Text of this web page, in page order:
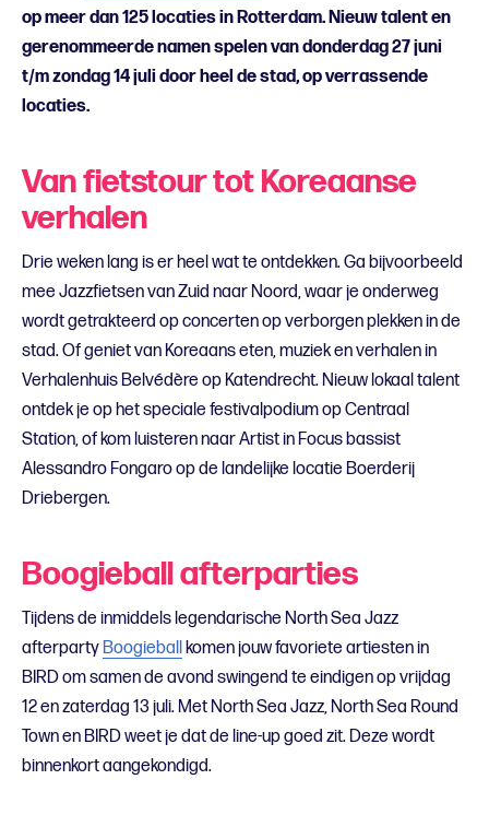
op meer dan 125 locaties in Rotterdam. Nieuw talent en
gerenommeerde namen spelen van donderdag 27 juni
t/m zondag 14 juli door heel de stad, op verrassende
locaties.
Van fietstour tot Koreaanse
verhalen
Drie weken lang is er heel wat te ontdekken. Ga bijvoorbeeld
mee Jazzfietsen van Zuid naar Noord, waar je onderweg
wordt getrakteerd op concerten op verborgen plekken in de
stad. Of geniet van Koreaans eten, muziek en verhalen in
Verhalenhuis Belvédère op Katendrecht. Nieuw lokaal talent
ontdek je op het speciale festivalpodium op Centraal
Station, of kom luisteren naar Artist in Focus bassist
Alessandro Fongaro op de landelijke locatie Boerderij
Driebergen.
Boogieball afterparties
Tijdens de inmiddels legendarische North Sea Jazz
afterpartyBoogieballkomen jouw favoriete artiesten in
BIRD om samen de avond swingend te eindigen op vrijdag
12 en zaterdag 13 juli.Met North Sea Jazz, North Sea Round
Town en BIRD weet je dat de line-up goed zit. Deze wordt
binnenkort aangekondigd.